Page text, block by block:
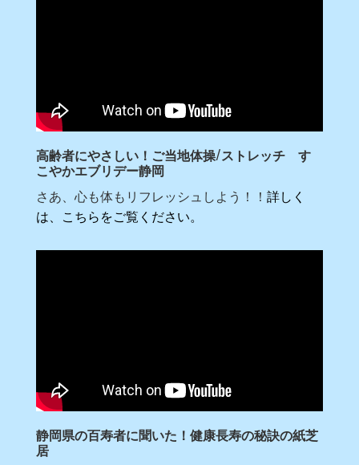
高齢者にやさしい！ご当地体操/ストレッチ す
こやかエブリデー静岡
さあ、心も体もリフレッシュしよう！！ 詳しく
は、こちらをご覧ください。
静岡県の百寿者に聞いた！健康長寿の秘訣の紙芝
居